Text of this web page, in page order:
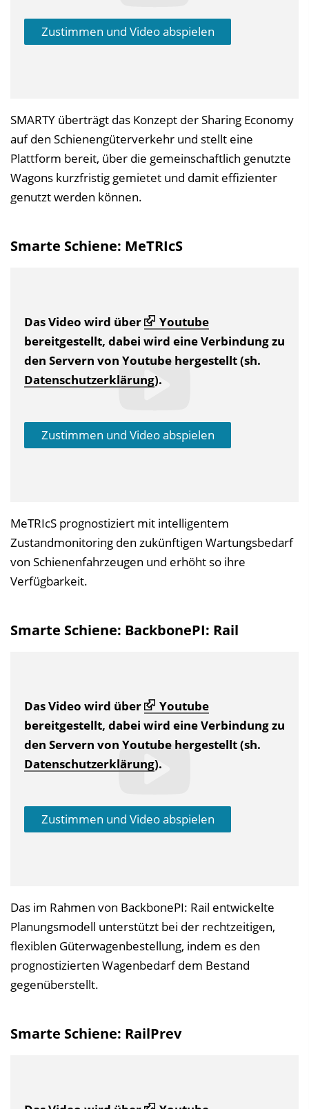
Zustimmen und Video abspielen
SMARTY überträgt das Konzept der Sharing Economy
auf den Schienengüterverkehr und stellt eine
Plattform bereit, über die gemeinschaftlich genutzte
Wagons kurzfristig gemietet und damit effizienter
genutzt werden können.
Smarte Schiene: MeTRIcS
Das Video wird über
Youtube
bereitgestellt, dabei wird eine Verbindung zu
den Servern von Youtube hergestellt (sh.
Datenschutzerklärung).
Zustimmen und Video abspielen
MeTRIcS prognostiziert mit intelligentem
Zustandmonitoring den zukünftigen Wartungsbedarf
von Schienenfahrzeugen und erhöht so ihre
Verfügbarkeit.
Smarte Schiene: BackbonePI: Rail
Das Video wird über
Youtube
bereitgestellt, dabei wird eine Verbindung zu
den Servern von Youtube hergestellt (sh.
Datenschutzerklärung).
Zustimmen und Video abspielen
Das im Rahmen von BackbonePI: Rail entwickelte
Planungsmodell unterstützt bei der rechtzeitigen,
flexiblen Güterwagenbestellung, indem es den
prognostizierten Wagenbedarf dem Bestand
gegenüberstellt.
Smarte Schiene: RailPrev